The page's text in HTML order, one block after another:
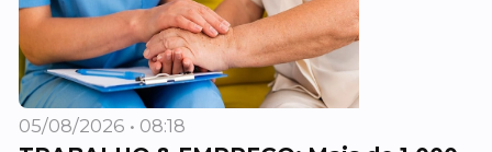
05/08/2026 • 08:18